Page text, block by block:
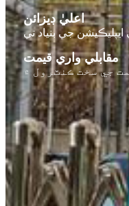
اعليٰ ڊيزائن
ايپليڪيشن جي بنياد تي
مقابلي واري قيمت
جي سخت ڪنٽرول ۾